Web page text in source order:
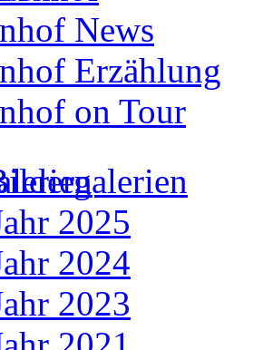
News
Erzählung
on Tour
2025
2024
2023